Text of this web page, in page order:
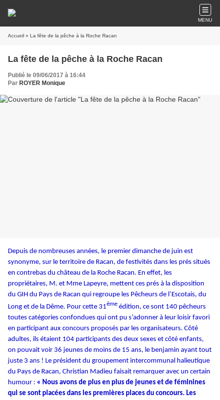
MENU
Accueil » La fête de la pêche à la Roche Racan
La fête de la pêche à la Roche Racan
Publié le 09/06/2017 à 16:44
Par ROYER Monique
Depuis de nombreuses années, le premier dimanche de juin est
synonyme, sur le territoire de Racan, de festivités dans les prés situés
en contrebas du château de la Roche Racan. En effet, les
propriétaires, M. et Mme Lapeyre, mettent ces prés à la disposition
du GIH du Pays de Racan qui regroupe les Pêcheurs de l’Escotais, du
Long et de la Dême. Pour cette 31ème édition, ce sont 140 pêcheurs
toutes catégories confondues qui ont pu s’adonner à leur loisir favori
en participant aux concours proposés par les organisateurs. Côté
adultes, ils étaient 104 participants des deux sexes et côté enfants,
on pouvait voir 36 jeunes de moins de 15 ans, le benjamin ayant tout
juste 3 ans ! Le président du groupement intercommunal halieutique
du Pays de Racan, Christian Madieu faisait remarquer avec un certain
humour : « Nous avons de plus en plus de jeunes et de féminines
qui se sont placées dans les premières places du concours. Les